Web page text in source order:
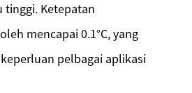
tinggi. Ketepatan
mencapai 0.1°C, yang
pelbagai aplikasi